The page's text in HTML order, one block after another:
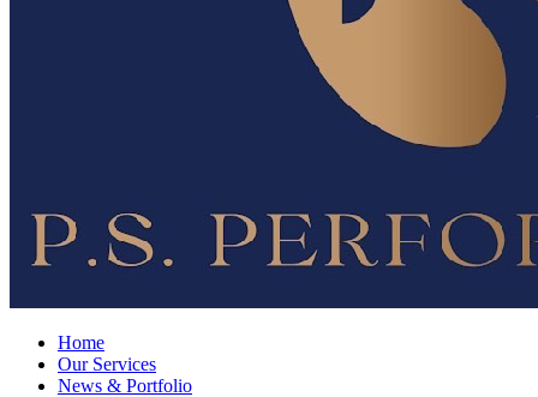
Home
Our Services
News & Portfolio